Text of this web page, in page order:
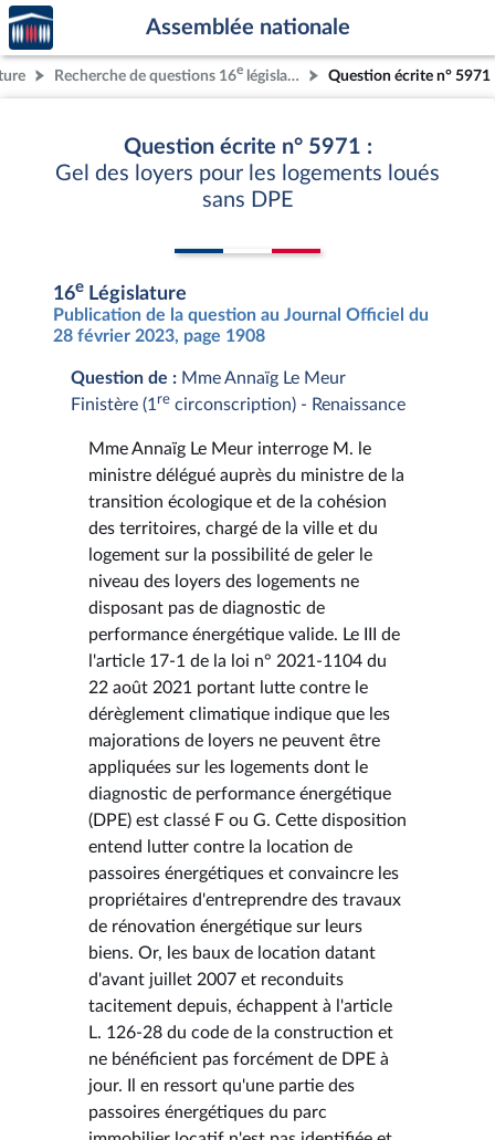
Aller au contenu
Aller en bas de la page
Accèder
à la
page
d'accueil
Assemblée nationale
Recherche de questions 16e législature Question écrite n° 5971
Question écrite n° 5971 :
Gel des loyers pour les logements loués
sans DPE
16e Législature
Publication de la question au Journal Officiel du
28 février 2023, page 1908
Question de : Mme Annaïg Le Meur
Finistère (1 re circonscription) - Renaissance
Mme Annaïg Le Meur interroge M. le
ministre délégué auprès du ministre de la
transition écologique et de la cohésion
des territoires, chargé de la ville et du
logement sur la possibilité de geler le
niveau des loyers des logements ne
disposant pas de diagnostic de
performance énergétique valide. Le III de
l'article 17-1 de la loi n° 2021-1104 du
22 août 2021 portant lutte contre le
dérèglement climatique indique que les
majorations de loyers ne peuvent être
appliquées sur les logements dont le
diagnostic de performance énergétique
(DPE) est classé F ou G. Cette disposition
entend lutter contre la location de
passoires énergétiques et convaincre les
propriétaires d'entreprendre des travaux
de rénovation énergétique sur leurs
biens. Or, les baux de location datant
d'avant juillet 2007 et reconduits
tacitement depuis, échappent à l'article
L. 126-28 du code de la construction et
ne bénéficient pas forcément de DPE à
jour. Il en ressort qu'une partie des
passoires énergétiques du parc